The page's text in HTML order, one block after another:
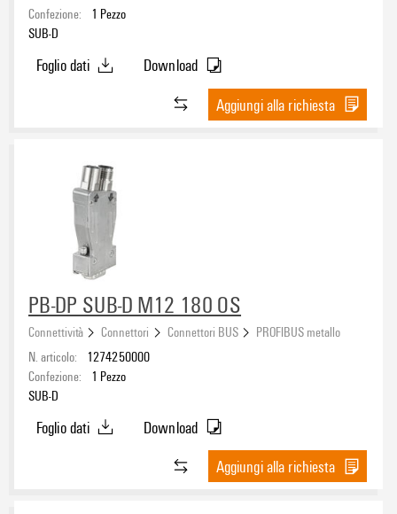
Confezione:
1 Pezzo
SUB-D
Foglio dati
Download
Aggiungi alla richiesta
PB-DP SUB-D M12 180 OS
Connettività Connettori Connettori BUS
PROFIBUS metallo
N. articolo:
1274250000
Confezione:
1 Pezzo
SUB-D
Foglio dati
Download
Aggiungi alla richiesta